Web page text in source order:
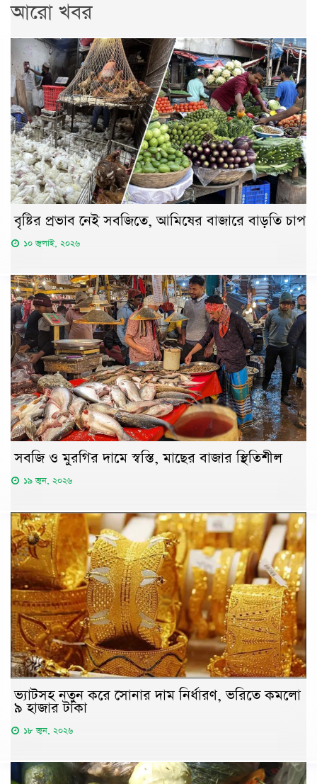
আরো খবর
বৃষ্টির প্রভাব নেই সবজিতে, আমিষের বাজারে বাড়তি চাপ
১০ জুলাই, ২০২৬
সবজি ও মুরগির দামে স্বস্তি, মাছের বাজার স্থিতিশীল
১৯ জুন, ২০২৬
ভ্যাটসহ নতুন করে সোনার দাম নির্ধারণ, ভরিতে কমলো
৯ হাজার টাকা
১৮ জুন, ২০২৬